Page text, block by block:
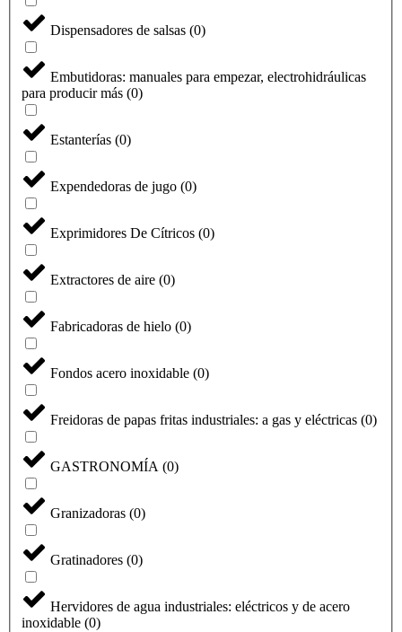
Dispensadores de salsas (0)
Embutidoras: manuales para empezar, electrohidráulicas
para producir más (0)
Estanterías (0)
Expendedoras de jugo (0)
Exprimidores De Cítricos (0)
Extractores de aire (0)
Fabricadoras de hielo (0)
Fondos acero inoxidable (0)
Freidoras de papas fritas industriales: a gas y eléctricas (0)
GASTRONOMÍA (0)
Granizadoras (0)
Gratinadores (0)
Hervidores de agua industriales: eléctricos y de acero
inoxidable (0)